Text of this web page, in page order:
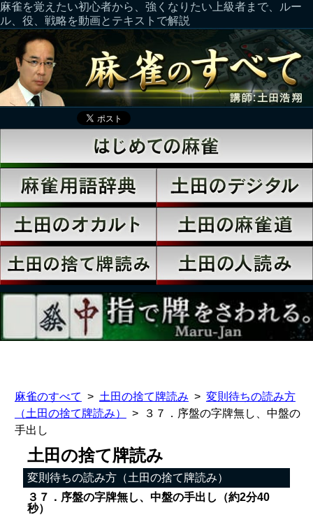
麻雀を覚えたい初心者から、強くなりたい上級者まで、ルー
ル、役、戦略を動画とテキストで解説
麻雀のすべて 土田の捨て牌読み
変則待ちの読み方
（土田の捨て牌読み）
３７．序盤の字牌無し、中盤の
手出し
土田の捨て牌読み
変則待ちの読み方（土田の捨て牌読み）
３７．序盤の字牌無し、中盤の手出し（約2分40
秒）